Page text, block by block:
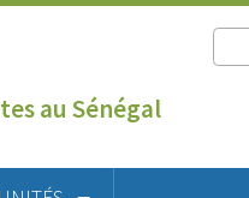
au Sénégal